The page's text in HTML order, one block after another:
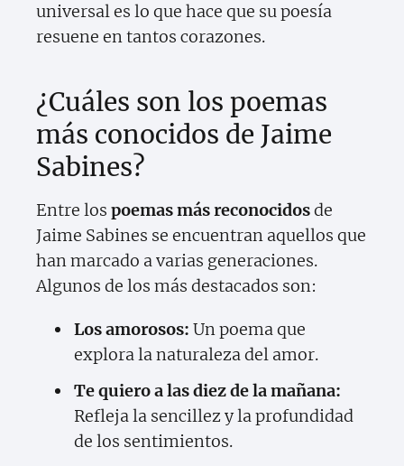
universal es lo que hace que su poesía
resuene en tantos corazones.
¿Cuáles son los poemas
más conocidos de Jaime
Sabines?
Entre los poemas más reconocidosde
Jaime Sabines se encuentran aquellos que
han marcado a varias generaciones.
Algunos de los más destacados son:
Los amorosos: Un poema que
explora la naturaleza del amor.
Te quiero a las diez de la mañana:
Refleja la sencillez y la profundidad
de los sentimientos.